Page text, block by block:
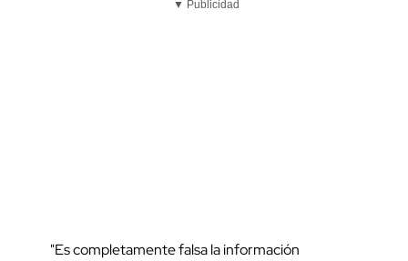
▼ Publicidad
"Es completamente falsa la información